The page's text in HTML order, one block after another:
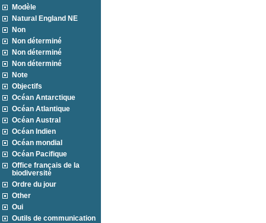
Modèle
Natural England NE
Non
Non déterminé
Non déterminé
Non déterminé
Note
Objectifs
Océan Antarctique
Océan Atlantique
Océan Austral
Océan Indien
Océan mondial
Océan Pacifique
Office français de la
biodiversité
Ordre du jour
Other
Oui
Outils de communication